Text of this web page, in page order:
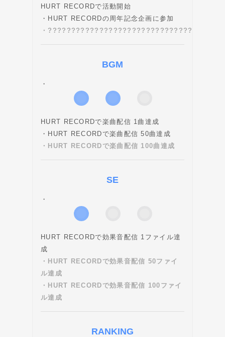
HURT RECORDで活動開始
・HURT RECORDの周年記念企画に参加
・???????????????????????????????
BGM
・
HURT RECORDで楽曲配信 1曲達成
・HURT RECORDで楽曲配信 50曲達成
・HURT RECORDで楽曲配信 100曲達成
SE
・
HURT RECORDで効果音配信 1ファイル達
成
・HURT RECORDで効果音配信 50ファイ
ル達成
・HURT RECORDで効果音配信 100ファイ
ル達成
RANKING